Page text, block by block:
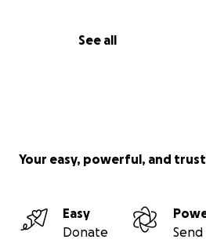
See all
Your easy, powerful, and
Easy
Donate
Send